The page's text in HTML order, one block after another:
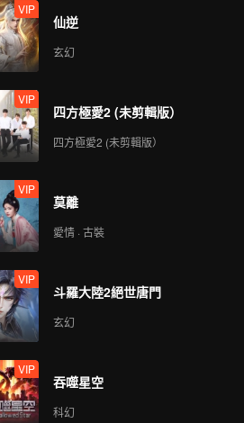
VIP
仙逆
玄幻
VIP
四方極愛2 (未剪輯版）
四方極愛2 (未剪輯版）
VIP
莫離
愛情 · 古裝
VIP
斗羅大陸2絕世唐門
玄幻
VIP
吞噬星空
科幻